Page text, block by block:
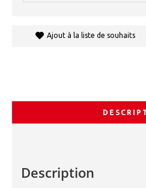
Ajout à la liste de souhaits
Description